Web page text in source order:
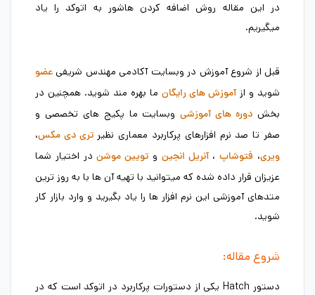
در این مقاله روش اضافه کردن هاشور به اتوکد را یاد
میگیریم.
قبل از شروع آموزش در وبسایت آکادمی مهندس شریفی عضو
شوید و ازآموزش های رایگان ما بهره مند شوید. همچنین در
بخش دوره های آموزشیوبسایت ما پکیج های تخصصی و
صفر تا صد نرم افزارهای پرکاربرد معماری نظیرتری دی مکس،
ویری، فتوشاپ،آنریل انجین و تویین موشندر اختیار شما
عزیزان قرار داده شده که میتوانید با تهیه آن ها با به روز ترین
متدهای آموزشی این نرم افزار ها را یاد بگیرید و وارد بازار کار
شوید.
شروع مقاله:
دستور Hatch یکی از دستورات پرکاربرد در اتوکد است که در